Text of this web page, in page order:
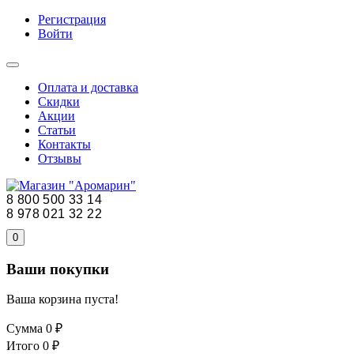
Регистрация
Войти
Оплата и доставка
Скидки
Акции
Статьи
Контакты
Отзывы
8 800 500 33 14
8 978 021 32 22
0
Ваши покупки
Ваша корзина пуста!
Сумма 0 ₽
Итого 0 ₽